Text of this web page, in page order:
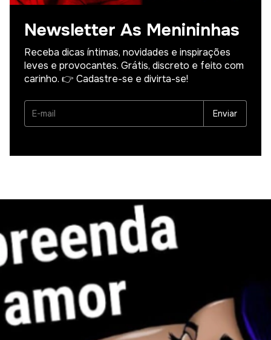
Newsletter As Menininhas
Receba dicas íntimas, novidades e inspirações
leves e provocantes. Grátis, discreto e feito com
carinho. 👉 Cadastre-se e divirta-se!